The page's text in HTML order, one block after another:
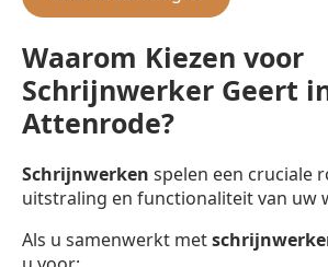
Waarom Kiezen voor
Schrijnwerker Geert
Attenrode?
Schrijnwerken spelen een cruciale
uitstraling en functionaliteit van uw
Als u samenwerkt met